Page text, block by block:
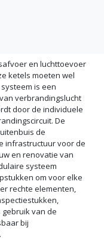
en luchttoevoer
ketels moeten wel
is een
verbrandingslucht
door de individuele
De
de
infrastructuur voor de
en renovatie van
systeem
om voor elke
rechte elementen,
van de
bij